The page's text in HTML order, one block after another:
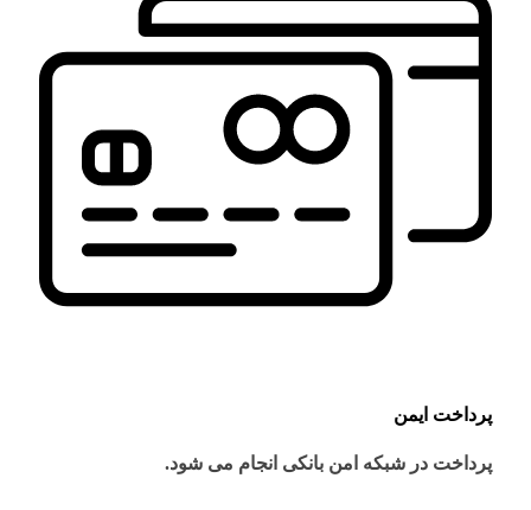
پرداخت ایمن
پرداخت در شبکه امن بانکی انجام می شود.